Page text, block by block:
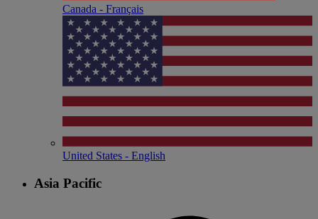
Canada - Français
United States - English
Asia Pacific